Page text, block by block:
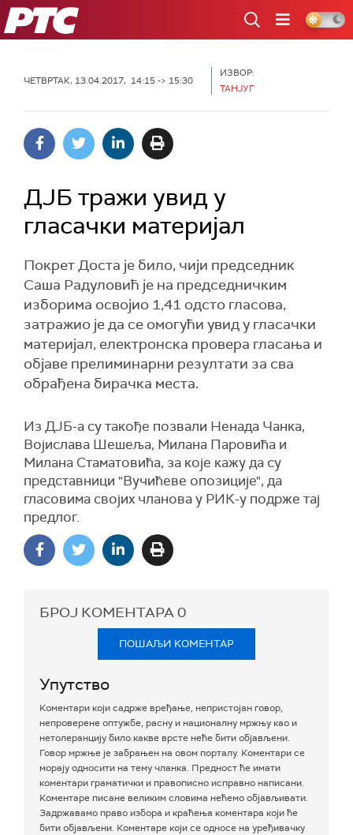
РТС
ЧЕТВРТАК, 13.04.2017, 14:15 -> 15:30
ИЗВОР:
ТАНЈУГ
ДЈБ тражи увид у
гласачки материјал
Покрет Доста је било, чији председник
Саша Радуловић је на председничким
изборима освојио 1,41 одсто гласова,
затражио је да се омогући увид у гласачки
материјал, електронска провера гласања и
објаве прелиминарни резултати за сва
обрађена бирачка места.
Из ДЈБ-а су такође позвали Ненада Чанка,
Војислава Шешеља, Милана Паровића и
Милана Стаматовића, за које кажу да су
представници "Вучићеве опозиције", да
гласовима својих чланова у РИК-у подрже тај
предлог.
БРОЈ КОМЕНТАРА0
ПОШАЉИ КОМЕНТАР
Упутство
Коментари који садрже вређање, непристојан говор,
непроверене оптужбе, расну и националну мржњу као и
нетолеранцију било какве врсте неће бити објављени.
Говор мржње је забрањен на овом порталу. Коментари се
морају односити на тему чланка. Предност ће имати
коментари граматички и правописно исправно написани.
Коментаре писане великим словима нећемо објављивати.
Задржавамо право избора и краћења коментара који ће
бити објављени. Коментаре који се односе на уређивачку